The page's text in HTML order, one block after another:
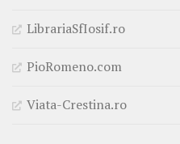
LibrariaSfIosif.ro
PioRomeno.com
Viata-Crestina.ro